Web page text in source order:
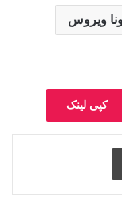
ویروس
کپی لینک